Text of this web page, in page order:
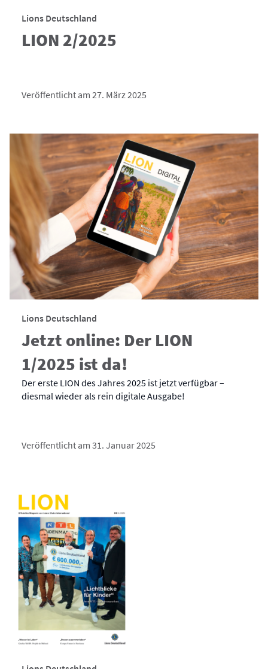
Lions Deutschland
LION 2/2025
Veröffentlicht am 27. März 2025
Lions Deutschland
Jetzt online: Der LION
1/2025 ist da!
Der erste LION des Jahres 2025 ist jetzt verfügbar –
diesmal wieder als rein digitale Ausgabe!
Veröffentlicht am 31. Januar 2025